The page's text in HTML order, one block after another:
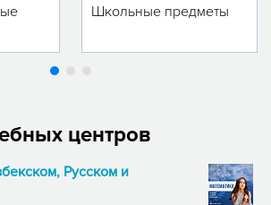
Школьные предметы
центров
Русском и